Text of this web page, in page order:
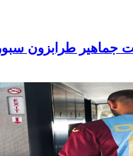
جماهير طرابزون